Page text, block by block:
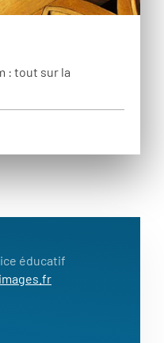
: tout sur la
éducatif